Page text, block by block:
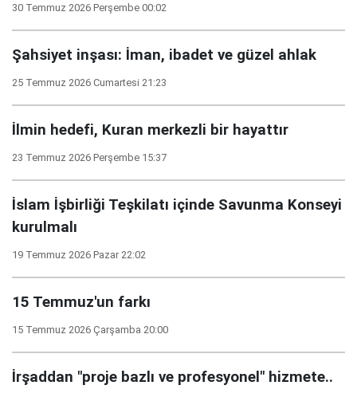
30 Temmuz 2026 Perşembe 00:02
Şahsiyet inşası: İman, ibadet ve güzel ahlak
25 Temmuz 2026 Cumartesi 21:23
İlmin hedefi, Kuran merkezli bir hayattır
23 Temmuz 2026 Perşembe 15:37
İslam İşbirliği Teşkilatı içinde Savunma Konseyi
kurulmalı
19 Temmuz 2026 Pazar 22:02
15 Temmuz'un farkı
15 Temmuz 2026 Çarşamba 20:00
İrşaddan "proje bazlı ve profesyonel" hizmete..